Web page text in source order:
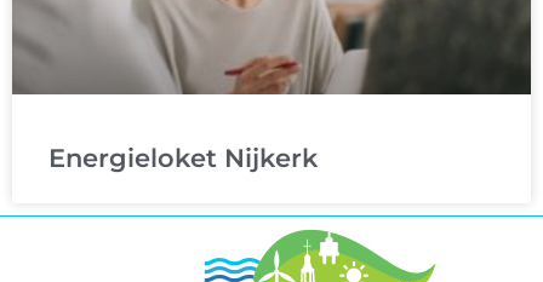
Energieloket Nijkerk